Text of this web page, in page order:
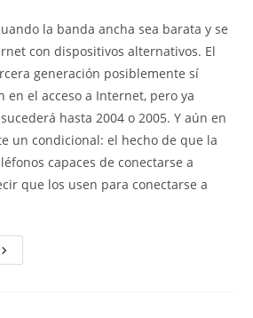
la banda ancha sea barata y se
con dispositivos alternativos. El
generación posiblemente sí
en el acceso a Internet, pero ya
hasta 2004 o 2005. Y aún en
un condicional: el hecho de que la
capaces de conectarse a
que los usen para conectarse a
Predicciones